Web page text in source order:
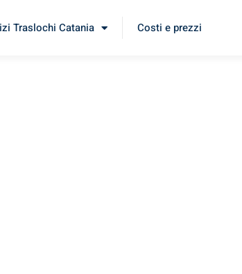
Traslochi Catania Costi e prezzi